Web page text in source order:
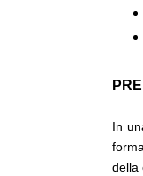
In
della